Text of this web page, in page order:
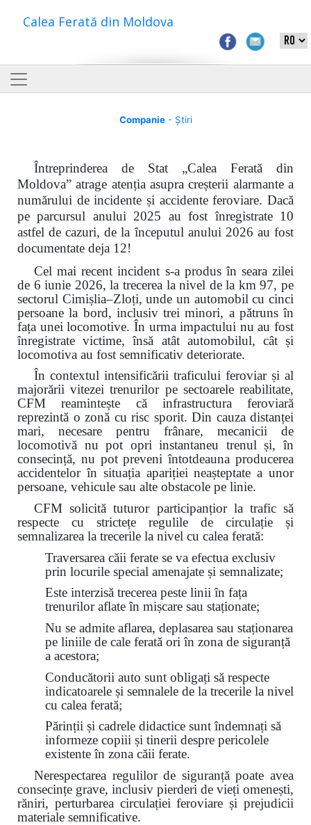
Calea Ferată din Moldova
Companie- Știri
Întreprinderea de Stat „Calea Ferată din
Moldova” atrage atenția asupra creșterii alarmante a
numărului de incidente și accidente feroviare. Dacă
pe parcursul anului 2025 au fost înregistrate 10
astfel de cazuri, de la începutul anului 2026 au fost
documentate deja 12!
Cel mai recent incident s-a produs în seara zilei
de 6 iunie 2026, la trecerea la nivel de la km 97, pe
sectorul Cimișlia–Zloți, unde un automobil cu cinci
persoane la bord, inclusiv trei minori, a pătruns în
fața unei locomotive. În urma impactului nu au fost
înregistrate victime, însă atât automobilul, cât și
locomotiva au fost semnificativ deteriorate.
În contextul intensificării traficului feroviar și al
majorării vitezei trenurilor pe sectoarele reabilitate,
CFM reamintește că infrastructura feroviară
reprezintă o zonă cu risc sporit. Din cauza distanței
mari, necesare pentru frânare, mecanicii de
locomotivă nu pot opri instantaneu trenul și, în
consecință, nu pot preveni întotdeauna producerea
accidentelor în situația apariției neașteptate a unor
persoane, vehicule sau alte obstacole pe linie.
CFM solicită tuturor participanțior la trafic să
respecte cu strictețe regulile de circulație și
semnalizarea la trecerile la nivel cu calea ferată:
Traversarea căii ferate se va efectua exclusiv
prin locurile special amenajate și semnalizate;
Este interzisă trecerea peste linii în fața
trenurilor aflate în mișcare sau staționate;
Nu se admite aflarea, deplasarea sau staționarea
pe liniile de cale ferată ori în zona de siguranță
a acestora;
Conducătorii auto sunt obligați să respecte
indicatoarele și semnalele de la trecerile la nivel
cu calea ferată;
Părinții și cadrele didactice sunt îndemnați să
informeze copiii și tinerii despre pericolele
existente în zona căii ferate.
Nerespectarea regulilor de siguranță poate avea
consecințe grave, inclusiv pierderi de vieți omenești,
răniri, perturbarea circulației feroviare și prejudicii
materiale semnificative.